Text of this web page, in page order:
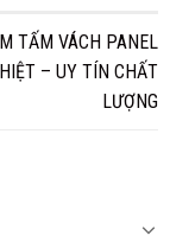
TẤM VÁCH PANEL
– UY TÍN CHẤT
LƯỢNG